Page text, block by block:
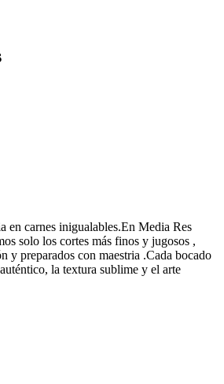
en carnes inigualables.En Media Res
solo los cortes más finos y jugosos ,
y preparados con maestria .Cada bocado
la textura sublime y el arte